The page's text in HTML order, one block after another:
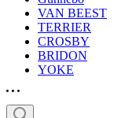
VAN BEEST
TERRIER
CROSBY
BRIDON
YOKE